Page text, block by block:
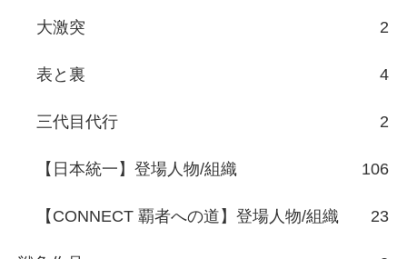
大激突 2
表と裏 4
三代目代行 2
【日本統一】登場人物/組織 106
【CONNECT 覇者への道】登場人物/組織 23